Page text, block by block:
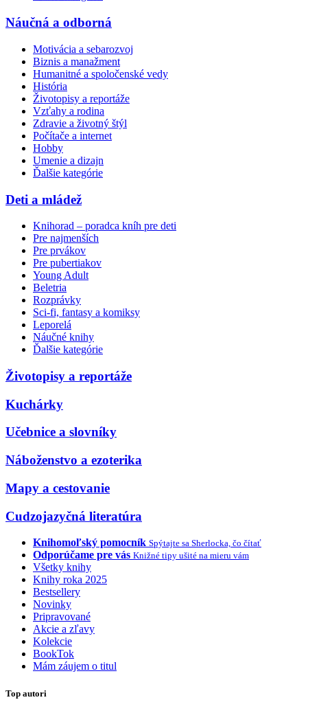
Náučná a odborná
Motivácia a sebarozvoj
Biznis a manažment
Humanitné a spoločenské vedy
História
Životopisy a reportáže
Vzťahy a rodina
Zdravie a životný štýl
Počítače a internet
Hobby
Umenie a dizajn
Ďalšie kategórie
Deti a mládež
Knihorad – poradca kníh pre deti
Pre najmenších
Pre prvákov
Pre pubertiakov
Young Adult
Beletria
Rozprávky
Sci-fi, fantasy a komiksy
Leporelá
Náučné knihy
Ďalšie kategórie
Životopisy a reportáže
Kuchárky
Učebnice a slovníky
Náboženstvo a ezoterika
Mapy a cestovanie
Cudzojazyčná literatúra
Knihomoľský pomocník Spýtajte sa Sherlocka, čo čítať
Odporúčame pre vás Knižné tipy ušité na mieru vám
Všetky knihy
Knihy roka 2025
Bestsellery
Novinky
Pripravované
Akcie a zľavy
Kolekcie
BookTok
Mám záujem o titul
Top autori